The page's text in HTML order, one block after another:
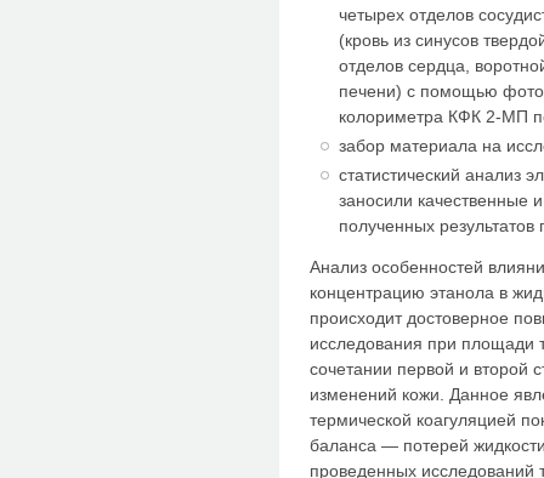
четырех отделов
(кровь из синусов
отделов сердца,
печени) с помощью
колориметра КФК 2-МП
забор материала на
статистический анализ
заносили качественные
полу­ченных
Анализ особенностей
концентрацию этанола в
происходит достоверное
исследования при площади
сочета­нии первой и второй
изменений кожи. Данное
термической коагуля­цией
баланса — потерей
проведенных исследований